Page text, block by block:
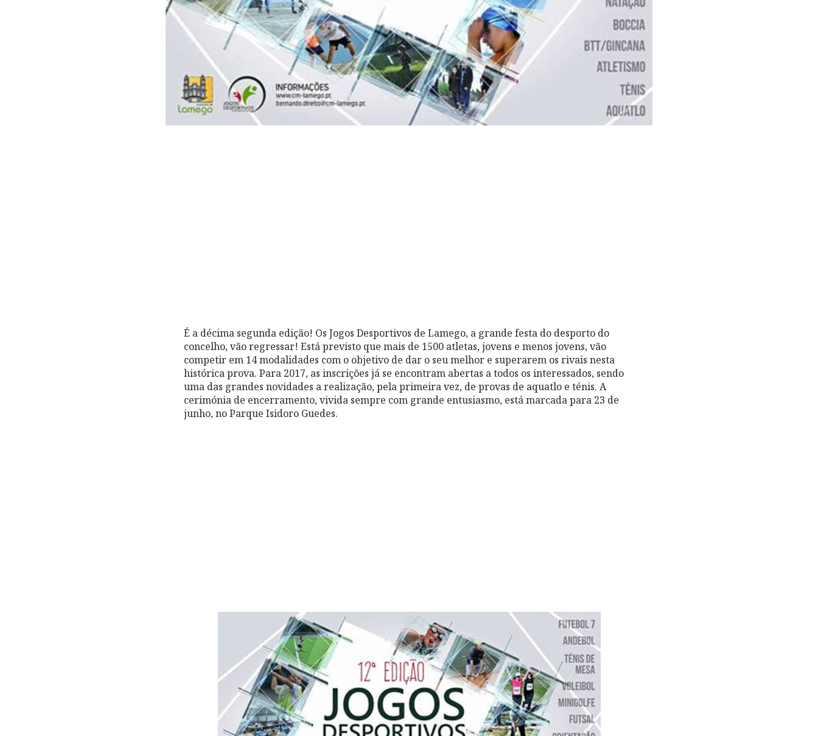
É a décima segunda edição! Os Jogos Desportivos de Lamego, a grande festa do desporto do
concelho, vão regressar! Está previsto que mais de 1500 atletas, jovens e menos jovens, vão
competir em 14 modalidades com o objetivo de dar o seu melhor e superarem os rivais nesta
histórica prova. Para 2017, as inscrições já se encontram abertas a todos os interessados, sendo
uma das grandes novidades a realização, pela primeira vez, de provas de aquatlo e ténis. A
cerimónia de encerramento, vivida sempre com grande entusiasmo, está marcada para 23 de
junho, no Parque Isidoro Guedes.